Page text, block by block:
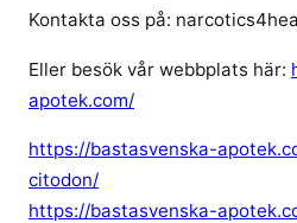
Kontakta oss på:
Eller besök vår webbplats här:
apotek.com/
https://bastasvenska-
citodon/
https://bastasvenska-